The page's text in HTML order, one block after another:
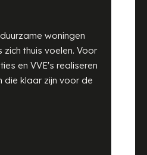
woningen
thuis voelen. Voor
en VVE's realiseren
die klaar zijn voor de